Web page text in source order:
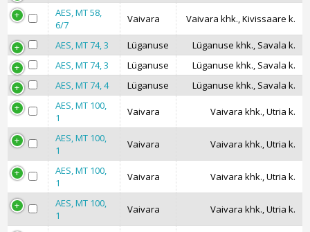
AES, MT 58,
6/7
Vaivara Vaivara khk., Kivissaare k.
AES, MT 74, 3 Lüganuse
Lüganuse khk., Savala k.
AES, MT 74, 3
Lüganuse
Lüganuse khk., Savala k.
AES, MT 74, 4
Lüganuse
Lüganuse khk., Savala k.
AES, MT 100,
1
Vaivara Vaivara khk., Utria k.
AES, MT 100,
1
Vaivara Vaivara khk., Utria k.
AES, MT 100,
1
Vaivara Vaivara khk., Utria k.
AES, MT 100,
1
Vaivara Vaivara khk., Utria k.